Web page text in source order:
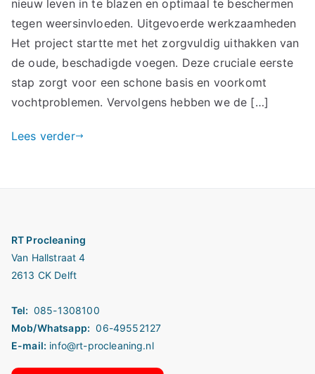
nieuw leven in te blazen en optimaal te beschermen
tegen weersinvloeden. Uitgevoerde werkzaamheden
Het project startte met het zorgvuldig uithakken van
de oude, beschadigde voegen. Deze cruciale eerste
stap zorgt voor een schone basis en voorkomt
vochtproblemen. Vervolgens hebben we de […]
Lees verder
RT Procleaning
Van Hallstraat 4
2613 CK Delft
Tel: 085-1308100
Mob/Whatsapp: 06-49552127
E-mail: info@rt-procleaning.nl